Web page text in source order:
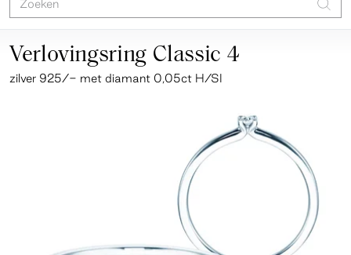
Verlovingsring Classic 4
zilver 925/- met diamant 0,05ct H/SI